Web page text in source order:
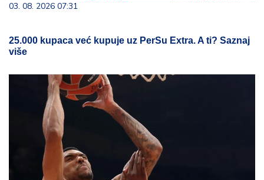
03. 08. 2026 07:31
25.000 kupaca već kupuje uz PerSu Extra. A ti? Saznaj
više